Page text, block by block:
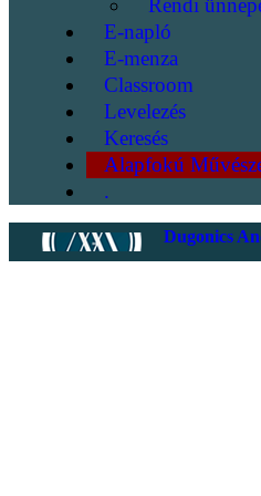
Rendi
E-napló
E-menza
Classroom
Levelezés
Keresés
Alapfokú
.
Dugonics